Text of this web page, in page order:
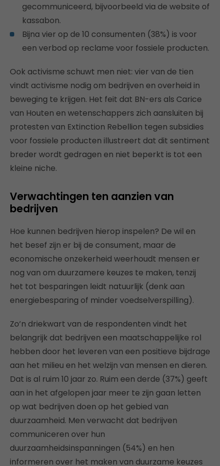
gecommuniceerd, bijvoorbeeld via de website of
kassabon.
Bijna vier op de 10 consumenten (38%) is voor
een verbod op reclame voor fossiele producten.
Ook activisme schuwt men niet: vier van de tien
vindt activisme nodig om bedrijven en overheid in
beweging te krijgen. Het feit dat BN-ers als Carice
van Houten en wetenschappers zich aansluiten bij
protesten van Extinction Rebellion tegen subsidies
voor fossiele producten illustreert dat dit sentiment
breder wordt gedragen en niet beperkt is tot een
kleine niche.
Verwachtingen ten aanzien van
bedrijven
Hoe kunnen bedrijven hierop inspelen? De wil en
het besef zijn er bij de consument, maar de
economische onzekerheid weerhoudt mensen er
nog van om duurzamere keuzes te maken, tenzij
het tot besparingen leidt natuurlijk (denk aan
energiebesparing of minder voedselverspilling).
Zo’n driekwart van de respondenten vindt het
belangrijk dat bedrijven een maatschappelijke rol
hebben door het leveren van een positieve bijdrage
aan het milieu en het welzijn van mensen en dieren.
Dat is al ruim 10 jaar zo. Ruim een derde (37%) geeft
aan in het afgelopen jaar meer te zijn gaan letten
op wat bedrijven doen op het gebied van
duurzaamheid. Men verwacht dat bedrijven
communiceren over hun
duurzaamheidsinspanningen (54%) en hen
informeren over het maken van duurzame keuzes